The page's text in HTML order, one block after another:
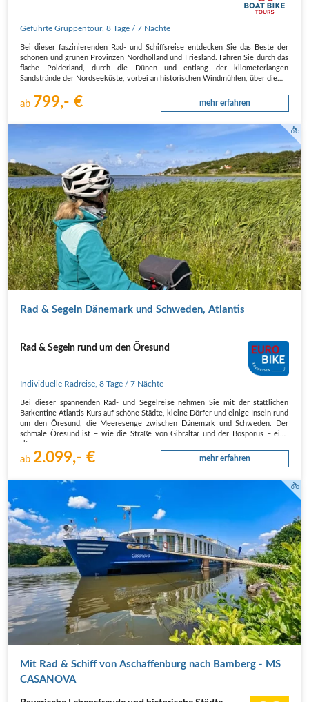
Geführte Gruppentour,8 Tage / 7 Nächte
Bei dieser faszinierenden Rad- und Schiffsreise entdecken Sie das Beste der
schönen und grünen Provinzen Nordholland und Friesland. Fahren Sie durch das
flache Polderland, durch die Dünen und entlang der kilometerlangen
Sandstrände der Nordseeküste, vorbei an historischen Windmühlen, über die…
ab 799,- € mehr erfahren
Rad & Segeln Dänemark und Schweden, Atlantis
Rad & Segeln rund um den Öresund
Individuelle Radreise ,8 Tage / 7 Nächte
Bei dieser spannenden Rad- und Segelreise nehmen Sie mit der stattlichen
Barkentine Atlantis Kurs auf schöne Städte, kleine Dörfer und einige Inseln rund
um den Öresund, die Meeresenge zwischen Dänemark und Schweden. Der
schmale Öresund ist – wie die Straße von Gibraltar und der Bosporus – eine
ab 2.099,- € mehr erfahren
Die MS CASANOVA an einem Anleger am Ufer
Mit Rad & Schiff von Aschaffenburg nach Bamberg - MS
CASANOVA